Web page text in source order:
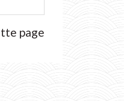
page